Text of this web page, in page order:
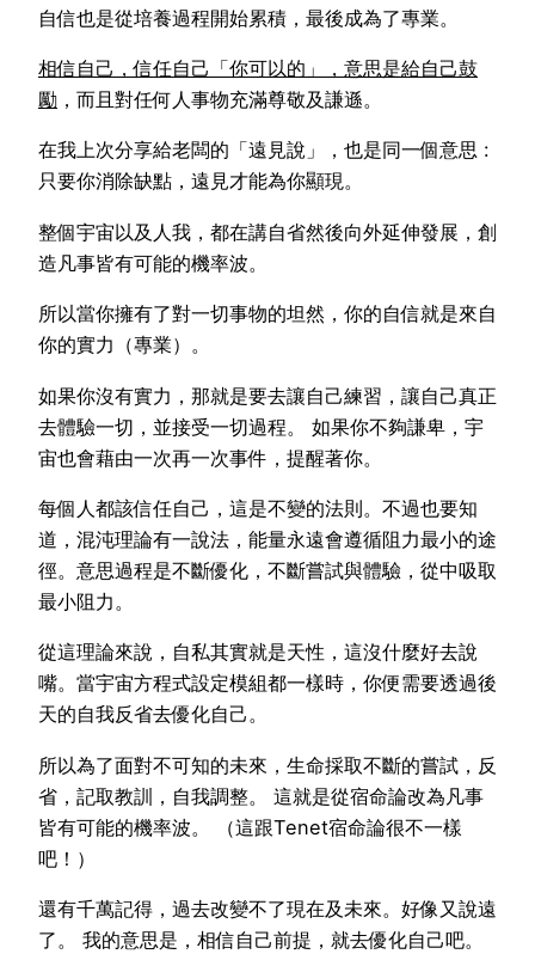
自信也是從培養過程開始累積，最後成為了專業。
相信自己，信任自己「你可以的」，意思是給自己鼓
勵 ，而且對任何人事物充滿尊敬及謙遜。
在我上次分享給老闆的「遠見說」，也是同一個意思 :
只要你消除缺點，遠見才能為你顯現。
整個宇宙以及人我，都在講自省然後向外延伸發展，創
造凡事皆有可能的機率波。
所以當你擁有了對一切事物的坦然，你的自信就是來自
你的實力（專業）。
如果你沒有實力，那就是要去讓自己練習，讓自己真正
去體驗一切，並接受一切過程。 如果你不夠謙卑，宇
宙也會藉由一次再一次事件，提醒著你。
每個人都該信任自己，這是不變的法則。不過也要知
道，混沌理論有一說法，能量永遠會遵循阻力最小的途
徑。意思過程是不斷優化，不斷嘗試與體驗，從中吸取
最小阻力。
從這理論來說，自私其實就是天性，這沒什麼好去說
嘴。當宇宙方程式設定模組都一樣時，你便需要透過後
天的自我反省去優化自己。
所以為了面對不可知的未來，生命採取不斷的嘗試，反
省，記取教訓，自我調整。 這就是從宿命論改為凡事
皆有可能的機率波。 （這跟Tenet宿命論很不一樣
吧！）
還有千萬記得，過去改變不了現在及未來。好像又說遠
了。 我的意思是，相信自己前提，就去優化自己吧。